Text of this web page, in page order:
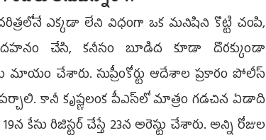
ఎక్కడా లేని విధంగా ఒక మనిషిని కొట్టి చంపి,
చేసి, కనీసం బూడిద కూడా దొరక్కుండా
మాయం చేశారు. సుప్రీంకోర్టు ఆదేశాల ప్రకారం పోలీస్‌
కానీ కృష్ణలంక పీఎస్‌లో మాత్రం గడచిన ఏడాది
రిజిస్టర్‌ చేస్తే 23న అరెస్టు చేశారు. అన్ని రోజుల